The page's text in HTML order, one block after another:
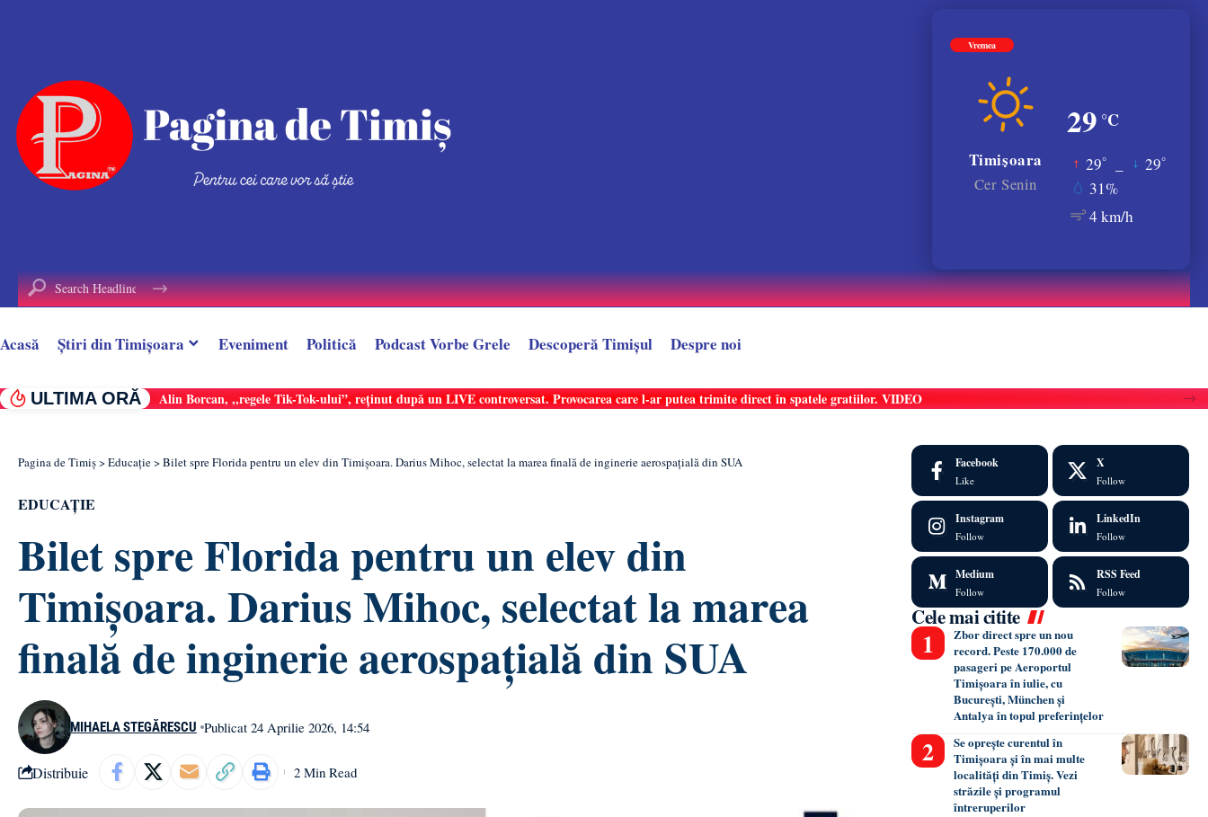
Vremea
29 °C
Timișoara
Cer Senin
29° 29°
31%
4 km/h
Acasă Știri din Timișoara Eveniment Politică Podcast Vorbe Grele Descoperă Timișul Despre noi
ULTIMA ORĂ Alin Borcan, ,,regele Tik-Tok-ului”, reținut după un LIVE controversat. Provocarea care l-ar putea trimite direct în spatele gratiilor. VIDEO
Pagina de Timiș>Educație>Bilet spre Florida pentru un elev din Timișoara. Darius Mihoc, selectat la marea finală de inginerie aerospațială din SUA
EDUCAȚIE
Bilet spre Florida pentru un elev din
Timișoara. Darius Mihoc, selectat la marea
finală de inginerie aerospațială din SUA
MIHAELA STEGĂRESCU Publicat 24 Aprilie 2026, 14:54
Distribuie 2 Min Read
Facebook
Like
X
Follow
Instagram
Follow
LinkedIn
Follow
Medium
Follow
RSS Feed
Follow
Cele mai citite
Zbor direct spre un nou
record. Peste 170.000 de
pasageri pe Aeroportul
Timișoara în iulie, cu
București, München și
Antalya în topul preferințelor
Se oprește curentul în
Timișoara și în mai multe
localități din Timiș. Vezi
străzile și programul
întreruperilor